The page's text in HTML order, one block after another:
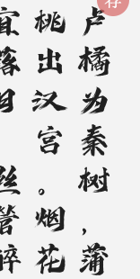
卢
橘
为
秦
树
，
蒲
桃
出
汉
宫
。
烟
花
宜
落
日
，
丝
管
醉
春
风
。
笛
奏
龙
吟
水
，
箫
鸣
凤
下
空
。
君
王
多
乐
事
，
还
与
万
方
同
逸